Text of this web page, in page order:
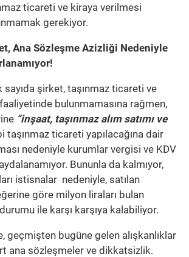
ticareti ve kiraya verilmesi
gerekiyor.
Ana Sözleşme Azizliği Nedeniyle
şirket, taşınmaz ticareti ve
bulunmamasına rağmen,
“inşaat, taşınmaz alım satımı ve
taşınmaz ticareti yapılacağına dair
nedeniyle kurumlar vergisi ve KDV
Bununla da kalmıyor,
istisnalar nedeniyle, satılan
göre milyon liraları bulan
ile karşı karşıya kalabiliyor.
geçmişten bugüne gelen alışkanlıklar
ana sözleşmeler ve dikkatsizlik.